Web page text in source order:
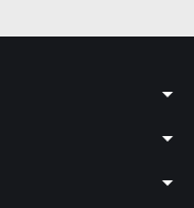
arrow_drop_down
arrow_drop_down
arrow_drop_down